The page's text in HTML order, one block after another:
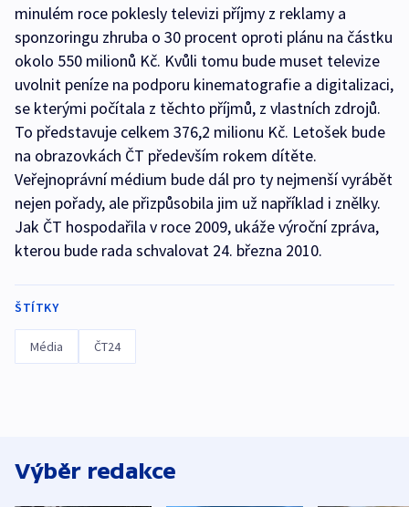
minulém roce poklesly televizi příjmy z reklamy a
sponzoringu zhruba o 30 procent oproti plánu na částku
okolo 550 milionů Kč. Kvůli tomu bude muset televize
uvolnit peníze na podporu kinematografie a digitalizaci,
se kterými počítala z těchto příjmů, z vlastních zdrojů.
To představuje celkem 376,2 milionu Kč. Letošek bude
na obrazovkách ČT především rokem dítěte.
Veřejnoprávní médium bude dál pro ty nejmenší vyrábět
nejen pořady, ale přizpůsobila jim už například i znělky.
Jak ČT hospodařila v roce 2009, ukáže výroční zpráva,
kterou bude rada schvalovat 24. března 2010.
ŠTÍTKY
Média ČT24
Výběr redakce